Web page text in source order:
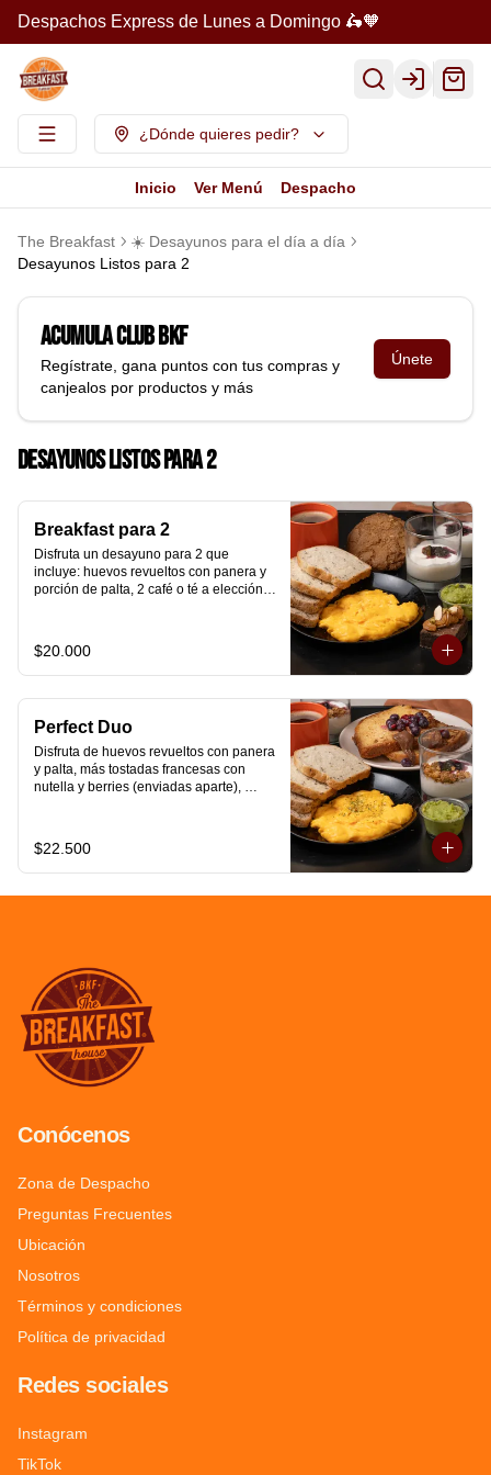
Despachos Express de Lunes a Domingo 🛵🧡
Login
¿Dónde quieres pedir?
Inicio Ver Menú Despacho
The Breakfast
☀️ Desayunos para el día a día
Desayunos Listos para 2
AcumulaClub BKF
Regístrate, gana puntos con tus compras y
canjealos por productos y más
Únete
Desayunos Listos para 2
Breakfast para 2
Disfruta un desayuno para 2 que
incluye: huevos revueltos con panera y
porción de palta, 2 café o té a elección, 2
hecha en casa, un mini brownie y galleta
de avena para compartir.
$20.000
Perfect Duo
Disfruta de huevos revueltos con panera
y palta, más tostadas francesas con
nutella y berries (enviadas aparte),
mermelada de arándanos y granola
hecha en casa.
$22.500
Conócenos
Zona de Despacho
Preguntas Frecuentes
Ubicación
Nosotros
Términos y condiciones
Política de privacidad
Redes sociales
Instagram
TikTok